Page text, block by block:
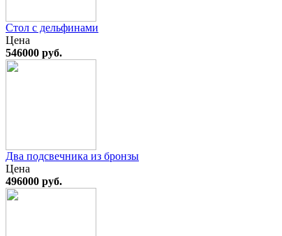
Стол с дельфинами
Цена
546000 руб.
Два подсвечника из бронзы
Цена
496000 руб.